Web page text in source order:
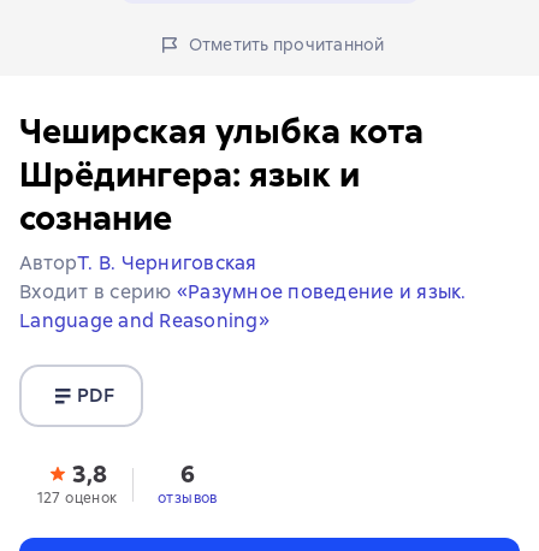
Отметить прочитанной
Чеширская улыбка кота
Шрёдингера: язык и
сознание
АвторТ. В. Черниговская
Входит в серию «Разумное поведение и язык.
Language and Reasoning»
PDF
3,8
127 оценок
6
отзывов